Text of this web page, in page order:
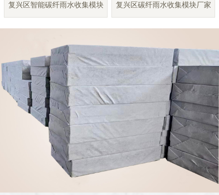
复兴区智能碳纤雨水收集模块 复兴区碳纤雨水收集模块厂家